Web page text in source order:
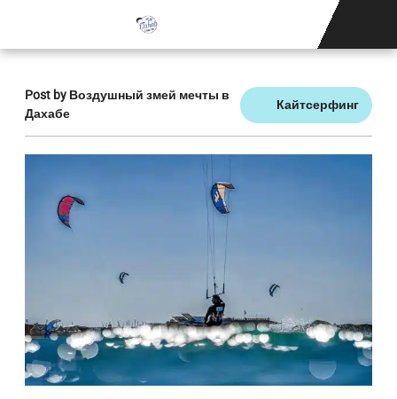
Post by Воздушный змей мечты в
Дахабе
Кайтсерфинг